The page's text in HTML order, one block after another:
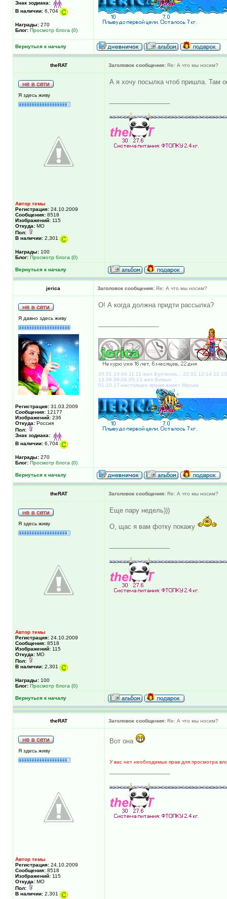
Знак зодиака:
В наличии: 6,704
Награды: 270
Блог: Просмотр блога (0)
Вернуться к началу
theRAT Заголовок сообщения: Re: А что мы носим?
Я здесь живу
Автор темы
Регистрация: 24.10.2009
Сообщения: 8518
Изображений: 115
Откуда: МО
Пол:
В наличии: 2,301
Награды: 100
Блог: Просмотр блога (0)
А я хочу посылка чтоб пришла. Там
Вернуться к началу
jerica Заголовок сообщения: Re: А что мы носим?
Я давно здесь живу
Регистрация: 31.03.2009
Сообщения: 12177
Изображений: 236
Откуда: Россия
Пол:
Знак зодиака:
В наличии: 6,704
Награды: 270
Блог: Просмотр блога (0)
О! А когда должна придти рассылка?
20.01.10-04.11.11 жил Булчонок... 22.01.12-
13.08.99-04.05.13 жил Бимыч
01.10.17-настоящее время живет Муська
Вернуться к началу
theRAT Заголовок сообщения: Re: А что мы носим?
Я здесь живу
Автор темы
Регистрация: 24.10.2009
Сообщения: 8518
Изображений: 115
Откуда: МО
Пол:
В наличии: 2,301
Награды: 100
Блог: Просмотр блога (0)
Еще пару недель)))
О, щас я вам фотку покажу
Вернуться к началу
theRAT Заголовок сообщения: Re: А что мы носим?
Я здесь живу
Автор темы
Регистрация: 24.10.2009
Сообщения: 8518
Изображений: 115
Откуда: МО
Пол:
В наличии: 2,301
Вот она
У вас нет необходимых прав для просмотра